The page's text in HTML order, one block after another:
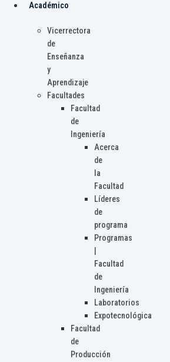
Académico
Vicerrectora
de
Enseñanza
y
Aprendizaje
Facultades
Facultad
de
Ingeniería
Acerca
de
la
Facultad
Líderes
de
programa
Programas
Facultad
de
Ingeniería
Laboratorios
Expotecnológica
Facultad
de
Producción